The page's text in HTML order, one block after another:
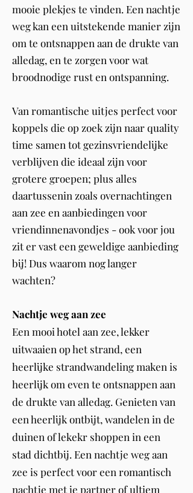
mooie plekjes te vinden. Een nachtje
weg kan een uitstekende manier zijn
om te ontsnappen aan de drukte van
alledag, en te zorgen voor wat
broodnodige rust en ontspanning.
Van romantische uitjes perfect voor
koppels die op zoek zijn naar quality
time samen tot gezinsvriendelijke
verblijven die ideaal zijn voor
grotere groepen; plus alles
daartussenin zoals overnachtingen
aan zee en aanbiedingen voor
vriendinnenavondjes - ook voor jou
zit er vast een geweldige aanbieding
bij! Dus waarom nog langer
wachten?
Nachtje weg aan zee
Een mooi hotel aan zee, lekker
uitwaaien op het strand, een
heerlijke strandwandeling maken is
heerlijk om even te ontsnappen aan
de drukte van alledag. Genieten van
een heerlijk ontbijt, wandelen in de
duinen of lekekr shoppen in een
stad dichtbij. Een nachtje weg aan
zee is perfect voor een romantisch
nachtje met je partner of ultiem